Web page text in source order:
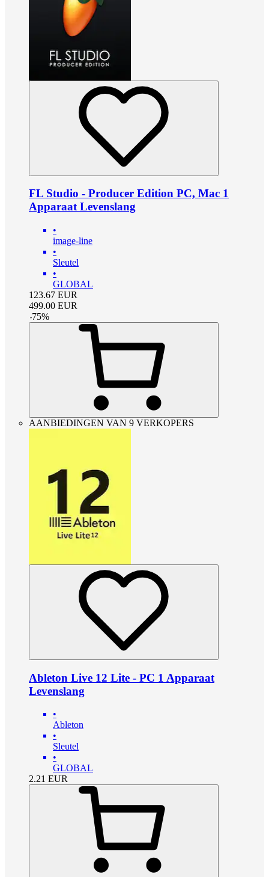
FL Studio - Producer Edition PC, Mac 1
Apparaat Levenslang
•
image-line
•
Sleutel
•
GLOBAL
123.67 EUR
499.00 EUR
-75%
AANBIEDINGEN VAN 9 VERKOPERS
Ableton Live 12 Lite - PC 1 Apparaat
Levenslang
•
Ableton
•
Sleutel
•
GLOBAL
2.21 EUR